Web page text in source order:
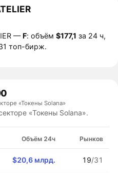
—F: объём$177,1 за 24 ч,
топ-бирж.
«Токены Solana»
«Токены Solana».
Объём 24ч Рынков
$20,6 млрд. 19/31